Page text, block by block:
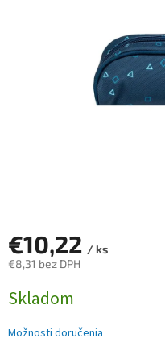
€10,22 / ks
€8,31 bez DPH
cena:
Skladom
Možnosti doručenia